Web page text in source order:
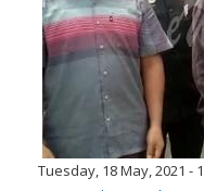
Tuesday, 18 May, 2021 -